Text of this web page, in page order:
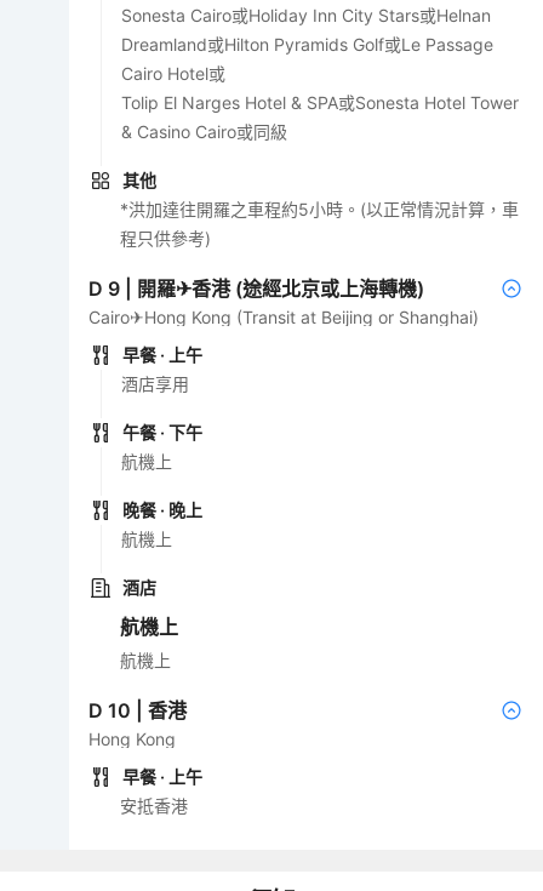
Sonesta Cairo或Holiday Inn City Stars或Helnan
Dreamland或Hilton Pyramids Golf或Le Passage
Cairo Hotel或
Tolip El Narges Hotel & SPA或Sonesta Hotel Tower
& Casino Cairo或同級
其他
*洪加達往開羅之車程約5小時。(以正常情況計算，車
程只供參考)
D 9 開羅✈香港 (途經北京或上海轉機)
Cairo✈Hong Kong (Transit at Beijing or Shanghai)
早餐 · 上午
酒店享用
午餐 · 下午
航機上
晚餐 · 晚上
航機上
酒店
航機上
航機上
D10 |香港
Hong Kong
早餐 · 上午
安抵香港